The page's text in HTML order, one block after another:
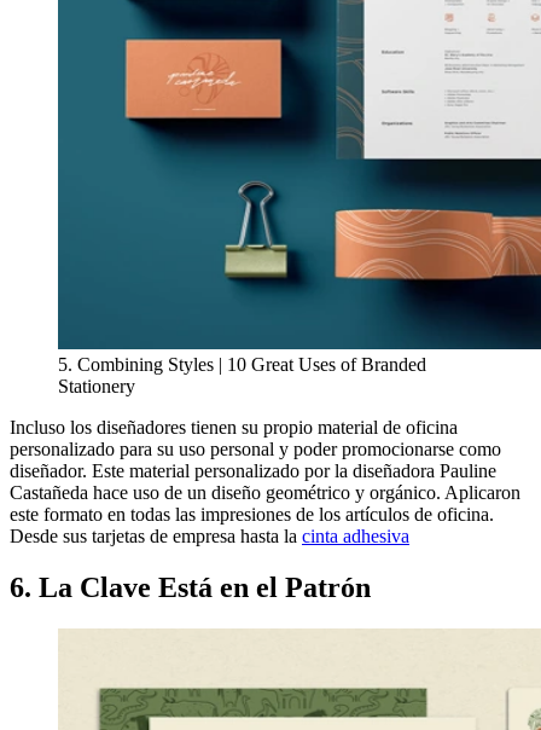
5. Combining Styles | 10 Great Uses of Branded
Stationery
Incluso los diseñadores tienen su propio material de oficina
personalizado para su uso personal y poder promocionarse como
diseñador. Este material personalizado por la diseñadora Pauline
Castañeda hace uso de un diseño geométrico y orgánico. Aplicaron
este formato en todas las impresiones de los artículos de oficina.
Desde sus tarjetas de empresa hasta la cinta adhesiva
6. La Clave Está en el Patrón